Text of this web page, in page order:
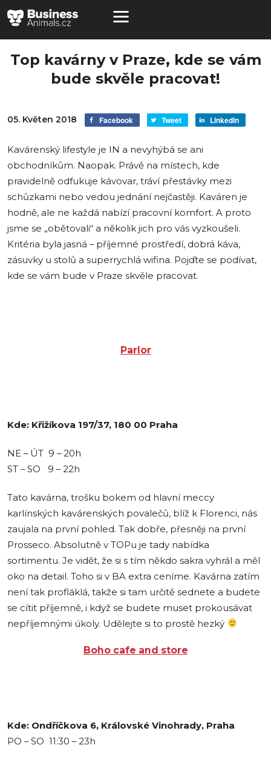
Top kavárny v Praze, kde se vám
bude skvěle pracovat!
05. Květen 2018 Facebook Tweet LinkedIn
Kavárenský lifestyle je IN a nevyhýbá se ani
obchodníkům. Naopak. Právě na místech, kde
pravidelně odfukuje kávovar, tráví přestávky mezi
schůzkami nebo vedou jednání nejčastěji. Kaváren je
hodně, ale ne každá nabízí pracovní komfort. A proto
jsme se „obětovali“ a několik jich pro vás vyzkoušeli.
Kritéria byla jasná – příjemné prostředí, dobrá káva,
zásuvky u stolů a superrychlá wifina. Pojďte se podívat,
kde se vám bude v Praze skvěle pracovat.
Parlor
Kde: Křižíkova 197/37, 180 00 Praha
NE – ÚT 9 – 20h
ST – SO 9 – 22h
Tato kavárna, trošku bokem od hlavní meccy
karlínských kavárenských povalečů, blíž k Florenci, nás
zaujala na první pohled. Tak dobře, přesněji na první
Prosseco. Absolutně v TOPu je tady nabídka
sortimentu. Je vidět, že si s tím někdo sakra vyhrál a měl
oko na detail. Toho si v BA extra ceníme. Kavárna zatím
není tak profláklá, takže si tam určitě sednete a budete
se cítit příjemně, i když se budete muset prokousávat
nepříjemnými úkoly. Udělejte si to prostě hezký
Boho cafe and store
Kde: Ondříčkova 6, Královské Vinohrady, Praha
PO – SO 11:30 – 23h